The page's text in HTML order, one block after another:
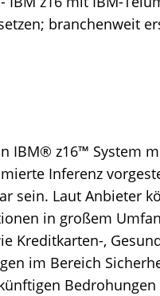
branchenweit
IBM® z16™ System
Inferenz
sein. Laut Anbieter
in großem
Kreditkarten-,
im Bereich